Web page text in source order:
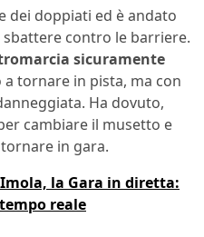
dei doppiati ed è andato
contro le barriere.
sicuramente
a tornare in pista, ma con
Ha dovuto,
cambiare il musetto e
in gara.
Imola, la Gara in diretta:
reale